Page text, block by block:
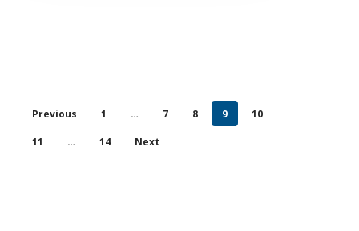
Previous 1 … 7 8 9 10
11 … 14 Next